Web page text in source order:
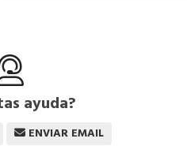
ayuda?
ENVIAR EMAIL